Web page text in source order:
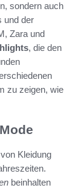
sondern auch
und der
Zara und
, die den
zu zeigen, wie
Kleidung
beinhalten